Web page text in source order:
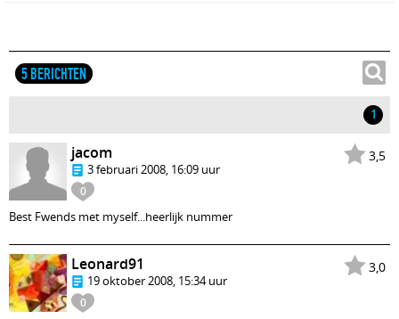
5 BERICHTEN
1
3,5
0
jacom
3 februari 2008, 16:09 uur
Best Fwends met myself...heerlijk nummer
3,0
0
Leonard91
19 oktober 2008, 15:34 uur